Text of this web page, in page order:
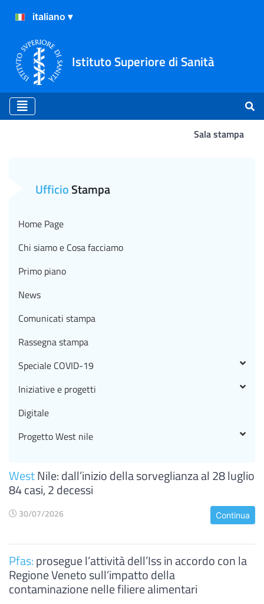
Istituto Superiore di Sanità
Sala stampa
WestNile: dall’inizio della sorveglianza al 28 luglio
84 casi, 2 decessi
30/07/2026 Continua
Pfas:prosegue l’attività dell’Iss in accordo con la
Regione Veneto sull’impatto della
contaminazione nelle filiere alimentari
UfficioStampa
Home Page
Chi siamo e Cosa facciamo
Primo piano
News
Comunicati stampa
Rassegna stampa
Speciale COVID-19
Iniziative e progetti
Digitale
Progetto West nile